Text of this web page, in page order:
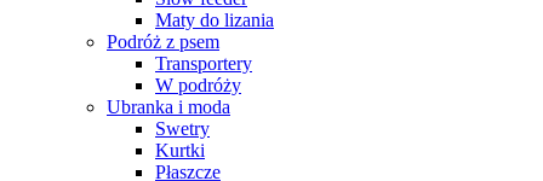
Maty do lizania
Podróż z psem
Transportery
W podróży
Ubranka i moda
Swetry
Kurtki
Płaszcze